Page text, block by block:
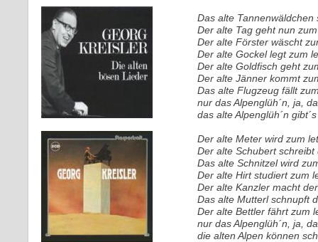
Das alte
Der alte Tag geht nun
Der alte Förster wäscht
Der alte Gockel legt zum
Der alte Goldfisch geht
Der alte Jänner kommt
Das alte Flugzeug fällt
nur das Alpenglüh´n, ja,
das alte Alpenglüh´n
Der alte Meter wird zum
Der alte Schubert
Das alte Schnitzel wird
Der alte Hirt studiert zum
Der alte Kanzler macht
Das alte Mutterl schnupft
Der alte Bettler fährt zum
nur das Alpenglüh´n, ja,
die alten Alpen können